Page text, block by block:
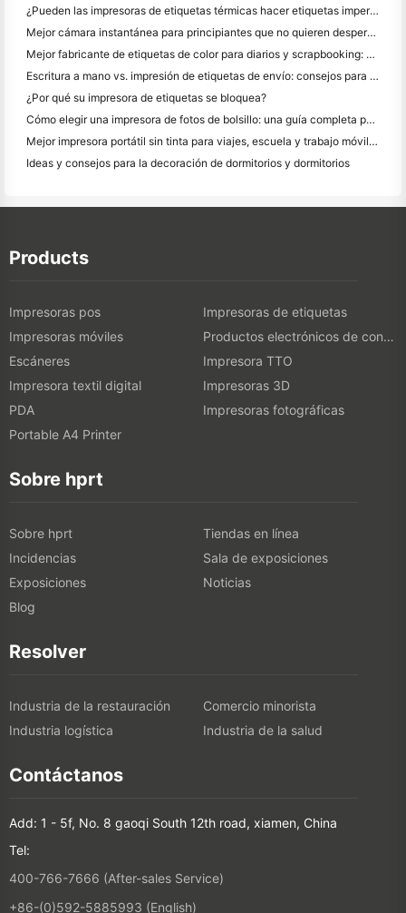
¿Pueden las impresoras de etiquetas térmicas hacer etiquetas impermeables para productos de pequeñas empresas?
Mejor cámara instantánea para principiantes que no quieren desperdiciar papel
Mejor fabricante de etiquetas de color para diarios y scrapbooking: Añadir más color a cada página
Escritura a mano vs. impresión de etiquetas de envío: consejos para las pequeñas empresas en 2026
¿Por qué su impresora de etiquetas se bloquea?
Cómo elegir una impresora de fotos de bolsillo: una guía completa para los usuarios de diario, viajes y iPhone
Mejor impresora portátil sin tinta para viajes, escuela y trabajo móvil: Hanin MT620 Pro
Ideas y consejos para la decoración de dormitorios y dormitorios
Products
Impresoras pos
Impresoras de etiquetas
Impresoras móviles
Productos electrónicos de consumo
Escáneres
Impresora TTO
Impresora textil digital
Impresoras 3D
PDA
Impresoras fotográficas
Portable A4 Printer
Sobre hprt
Sobre hprt
Tiendas en línea
Incidencias
Sala de exposiciones
Exposiciones
Noticias
Blog
Resolver
Industria de la restauración
Comercio minorista
Industria logística
Industria de la salud
Contáctanos
Add: 1 - 5f, No. 8 gaoqi South 12th road, xiamen, China
Tel:
400-766-7666 (After-sales Service)
+86-(0)592-5885993 (English)